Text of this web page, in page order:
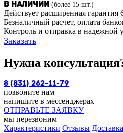
В наличии (более 15 шт.)
Действует расширенная гарантия
Безналичный расчет, оплата
Контроль и отправка в надежной
Заказать
Нужна
8 (831) 262-11-79
позвоните нам
напишите в мессенджерах
ОТПРАВЬТЕ ЗАЯВКУ
мы перезвоним
Характеристики Отзывы Доставка